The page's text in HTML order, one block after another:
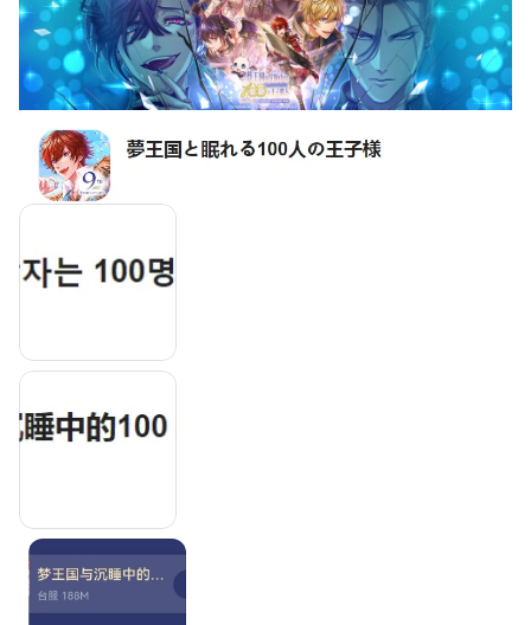
台服：2015年9月发布的，
本作在乙女游戏中算良心之作了，十分值得入坑。